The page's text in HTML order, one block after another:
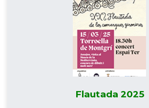
Flautada 2025